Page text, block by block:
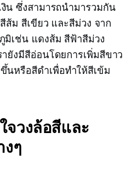
งิน ซึ่งสามารถนำมารวมกัน
ส้ม สีเขียว และสีม่วง จาก
มิเช่น แดงส้ม สีฟ้าสีม่วง
ยังมีสีอ่อนโดยการเพิ่มสีขาว
นหรือสีดำเพื่อทำให้สีเข้ม
จวงล้อสีและ
งๆ